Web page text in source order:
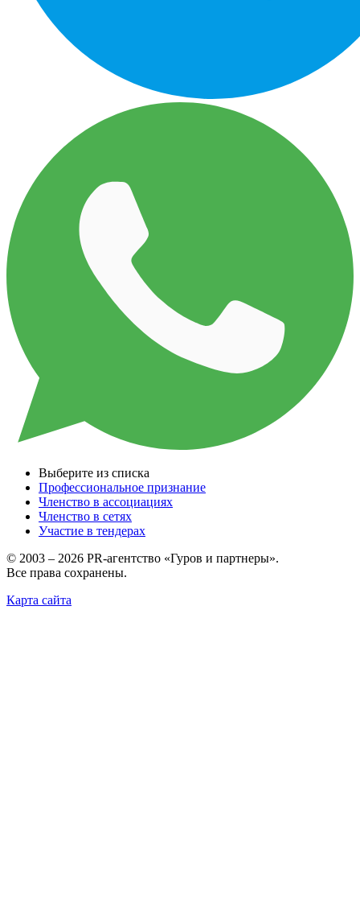
Выберите из списка
Профессиональное признание
Членство в ассоциациях
Членство в сетях
Участие в тендерах
© 2003 – 2026 PR-агентство «Гуров и партнеры».
Все права сохранены.
Карта сайта